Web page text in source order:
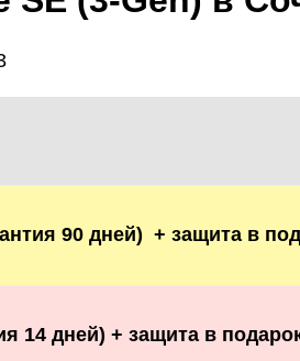
90 дней) + защита в
14 дней) + защита в